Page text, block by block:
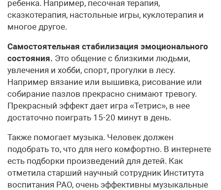
ребенка. Например, песочная терапия,
сказкотерапия, настольные игры, куклотерапия и
многое другое.
Самостоятельная стабилизация эмоционального
состояния. Это общение с близкими людьми,
увлечения и хобби, спорт, прогулки в лесу.
Например вязание или вышивка, рисование или
собирание пазлов прекрасно снимают тревогу.
Прекрасный эффект дает игра «Тетрис», в нее
достаточно поиграть 15-20 минут в день.
Также помогает музыка. Человек должен
подобрать то, что для него комфортно. В интернете
есть подборки произведений для детей. Как
отметила старший научный сотрудник Института
воспитания РАО, очень эффективны музыкальные